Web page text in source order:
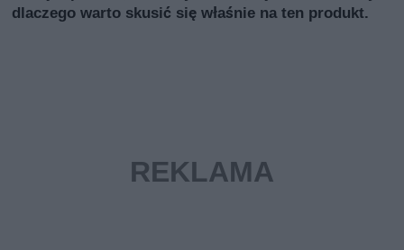
dlaczego warto skusić się właśnie na ten produkt.